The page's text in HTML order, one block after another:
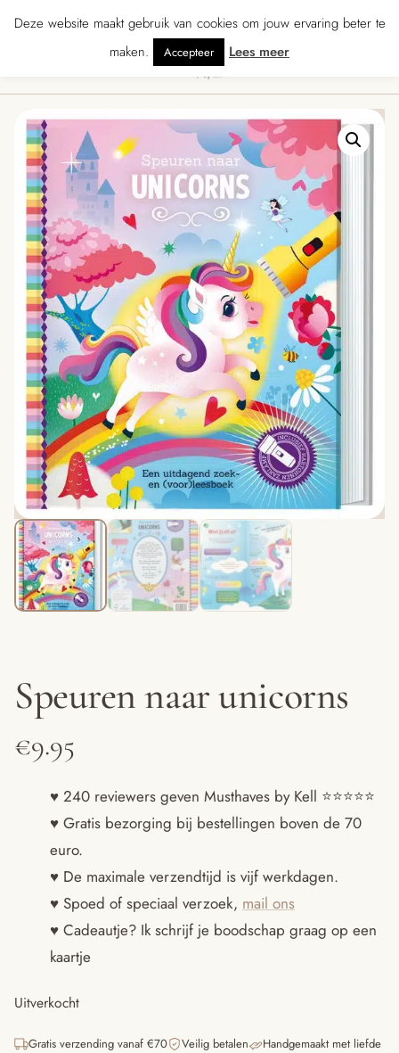
· Gratis verzending vanaf € 70 · Gratis kaartje met je bestelling •
Speuren naar unicorns
€9.95
♥ 240 reviewers geven Musthaves by Kell ⭐️⭐️⭐️⭐️⭐️
♥ Gratis bezorging bij bestellingen boven de 70
euro.
♥ De maximale verzendtijd is vijf werkdagen.
♥ Spoed of speciaal verzoek, mail ons
♥ Cadeautje? Ik schrijf je boodschap graag op een
kaartje
Uitverkocht
Gratis verzending vanaf €70 Veilig betalen Handgemaakt met liefde
Deze website maakt gebruik van cookies om jouw ervaring beter te
maken.
Accepteer Lees meer